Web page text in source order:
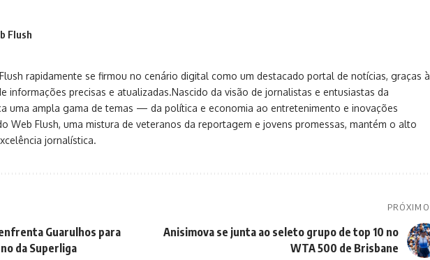
Flush
rapidamente se firmou no cenário digital como um destacado portal de notícias, graças à
informações precisas e atualizadas.Nascido da visão de jornalistas e entusiastas da
uma ampla gama de temas — da política e economia ao entretenimento e inovações
Web Flush, uma mistura de veteranos da reportagem e jovens promessas, mantém o alto
jornalística.
Guarulhos para
da Superliga
PRÓXIMO
Anisimova se junta ao seleto grupo de top 10 no
WTA 500 de Brisbane